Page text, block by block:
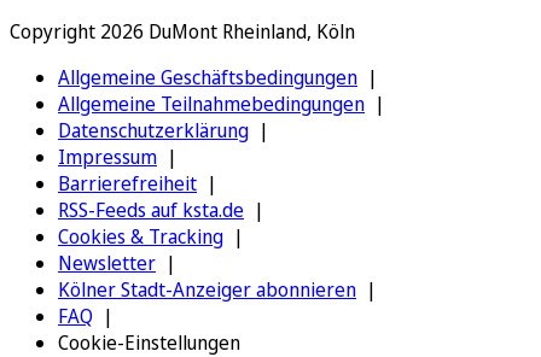
Copyright 2026 DuMont Rheinland, Köln
Allgemeine Geschäftsbedingungen
Allgemeine Teilnahmebedingungen
Datenschutzerklärung
Impressum
Barrierefreiheit
RSS-Feeds auf ksta.de
Cookies & Tracking
Newsletter
Kölner Stadt-Anzeiger abonnieren
FAQ
Cookie-Einstellungen